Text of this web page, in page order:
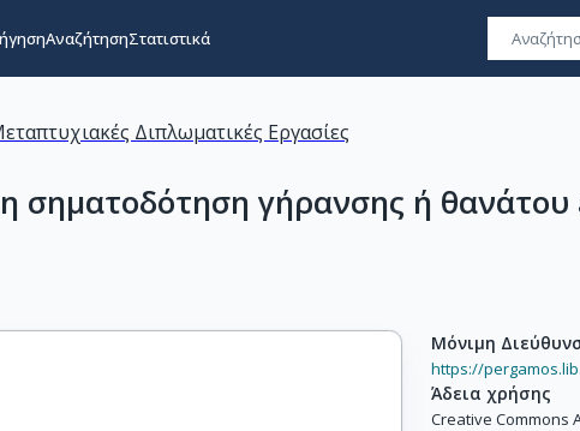
ΑναζήτησηΣτατιστικά
Διπλωματικές Εργασίες
γήρανσης ή
Μόνιμη
https://
Άδεια χρήσης
Creative Commons